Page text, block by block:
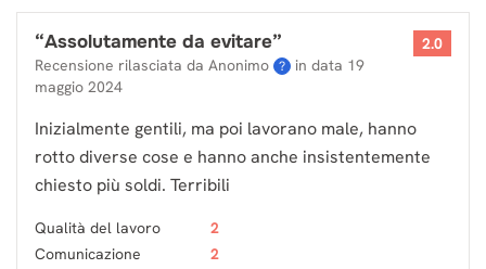
“Assolutamente da evitare”
Recensione rilasciata da Anonimo ? in data 19
maggio 2024
2.0
Inizialmente gentili, ma poi lavorano male, hanno
rotto diverse cose e hanno anche insistentemente
chiesto più soldi. Terribili
Qualità del lavoro
2
Comunicazione
2